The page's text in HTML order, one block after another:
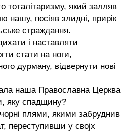
тоталітаризму, який залляв
нашу, посіяв злидні, прирік
страждання.
і наставляти
стати на ноги,
дурману, відвернути нові
наша Православна Церква
яку спадщину?
плями, якими забруднив
переступивши у својх